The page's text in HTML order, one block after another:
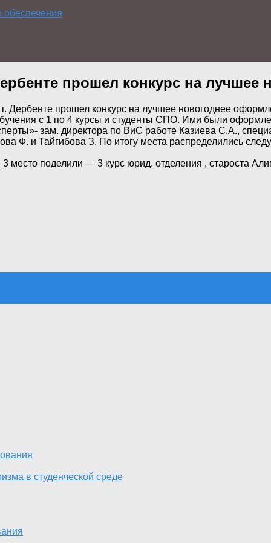
обеспечения
прошел конкурс на лучшее
Дербенте прошел конкурс на лучшее новогоднее
с 1 по 4 курсы и студенты СПО. Ими были
зам. директора по ВиС работе Казиева С.А.,
Ф. и Тайгибова З. По итогу места распределились
место поделили — 3 курс юрид. отделения , староста
в студенческой среде